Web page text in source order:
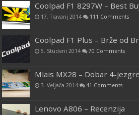
Coolpad F1 8297W – Best
17. Travanj 2014 111 Comments
Coolpad F1 Plus – Brže od
5. Studeni 2014 70 Comments
Mlais MX28 – Dobar 4-
3. Veljača 2014 41 Comments
Lenovo A806 – Recenzija